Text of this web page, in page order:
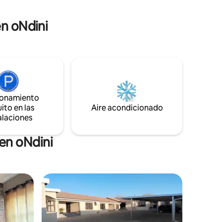
oNdini
en las
Aire acondicionado
oNdini